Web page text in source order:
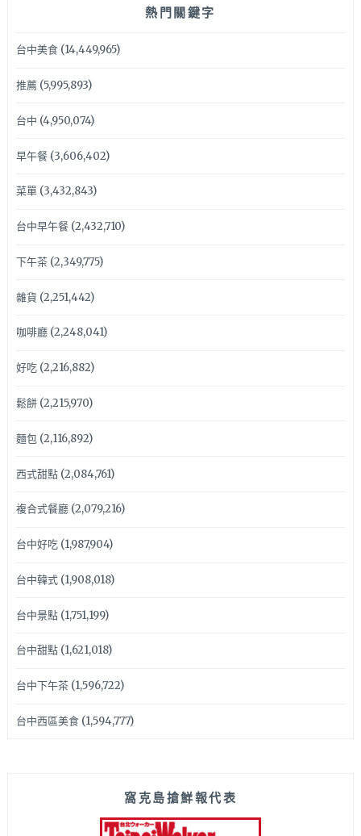
熱門關鍵字
台中美食(14,449,965)
推薦(5,995,893)
台中 (4,950,074)
早午餐(3,606,402)
菜單(3,432,843)
台中早午餐(2,432,710)
下午茶(2,349,775)
雜貨 (2,251,442)
咖啡廳(2,248,041)
好吃(2,216,882)
鬆餅(2,215,970)
麵包(2,116,892)
西式甜點(2,084,761)
複合式餐廳(2,079,216)
台中好吃(1,987,904)
台中韓式(1,908,018)
台中景點(1,751,199)
台中甜點(1,621,018)
台中下午茶(1,596,722)
台中西區美食(1,594,777)
窩克島搶鮮報代表